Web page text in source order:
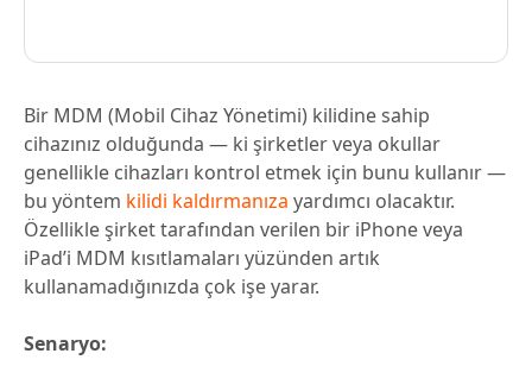
Bir MDM (Mobil Cihaz Yönetimi) kilidine sahip
cihazınız olduğunda — ki şirketler veya okullar
genellikle cihazları kontrol etmek için bunu kullanır —
bu yöntem kilidi kaldırmanıza yardımcı olacaktır.
Özellikle şirket tarafından verilen bir iPhone veya
iPad’i MDM kısıtlamaları yüzünden artık
kullanamadığınızda çok işe yarar.
Senaryo: